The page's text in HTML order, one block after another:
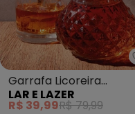
Garrafa Licoreira
Bagdá(Vidro)
LAR E LAZER
R$ 39,99R$ 79,99